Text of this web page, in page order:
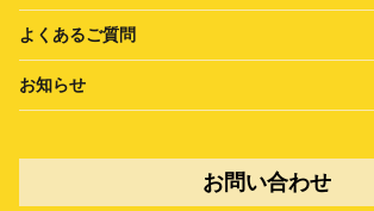
よくあるご質問
お知らせ
お問い合わせ